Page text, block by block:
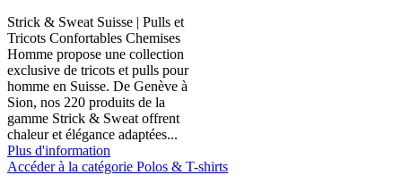
Strick & Sweat Suisse | Pulls et
Tricots Confortables Chemises
Homme propose une collection
exclusive de tricots et pulls pour
homme en Suisse. De Genève à
Sion, nos 220 produits de la
gamme Strick & Sweat offrent
chaleur et élégance adaptées...
Plus d'information
Accéder à la catégorie Polos & T-shirts